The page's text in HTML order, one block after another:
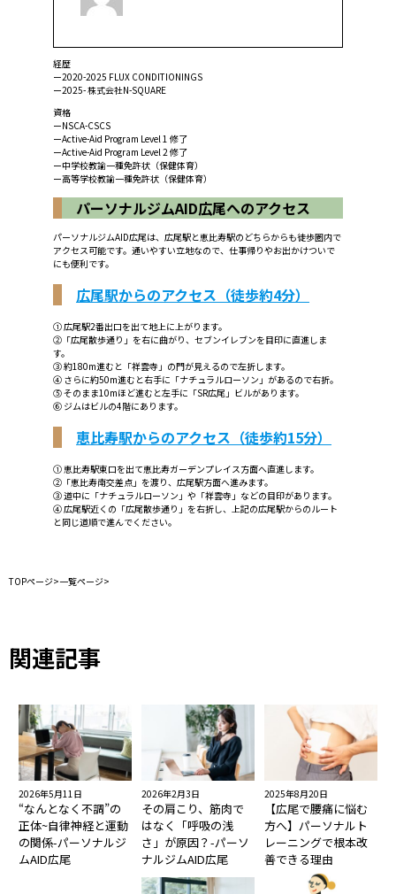
経歴
ー2020-2025 FLUX CONDITIONINGS
ー2025- 株式会社N-SQUARE
資格
ーNSCA-CSCS
ーActive-Aid Program Level 1 修了
ーActive-Aid Program Level 2 修了
ー中学校教諭一種免許状（保健体育）
ー高等学校教諭一種免許状（保健体育）
パーソナルジムAID広尾へのアクセス
パーソナルジムAID広尾は、広尾駅と恵比寿駅のどちらからも徒歩圏内で
アクセス可能です。通いやすい立地なので、仕事帰りやお出かけついで
にも便利です。
広尾駅からのアクセス（徒歩約4分）
① 広尾駅2番出口を出て地上に上がります。
②「広尾散歩通り」を右に曲がり、セブンイレブンを目印に直進しま
す。
③ 約180m進むと「祥雲寺」の門が見えるので左折します。
④ さらに約50m進むと右手に「ナチュラルローソン」があるので右折。
⑤ そのまま10mほど進むと左手に「SR広尾」ビルがあります。
⑥ ジムはビルの4階にあります。
恵比寿駅からのアクセス（徒歩約15分）
① 恵比寿駅東口を出て恵比寿ガーデンプレイス方面へ直進します。
②「恵比寿南交差点」を渡り、広尾駅方面へ進みます。
③ 道中に「ナチュラルローソン」や「祥雲寺」などの目印があります。
④ 広尾駅近くの「広尾散歩通り」を右折し、上記の広尾駅からのルート
と同じ道順で進んでください。
TOPページ>一覧ページ>
関連記事
2026年5月11日
“なんとなく不調”の
正体~自律神経と運動
の関係-パーソナルジ
ムAID広尾
2026年2月3日
その肩こり、筋肉で
はなく「呼吸の浅
さ」が原因？-パーソ
ナルジムAID広尾
2025年8月20日
【広尾で腰痛に悩む
方へ】パーソナルト
レーニングで根本改
善できる理由